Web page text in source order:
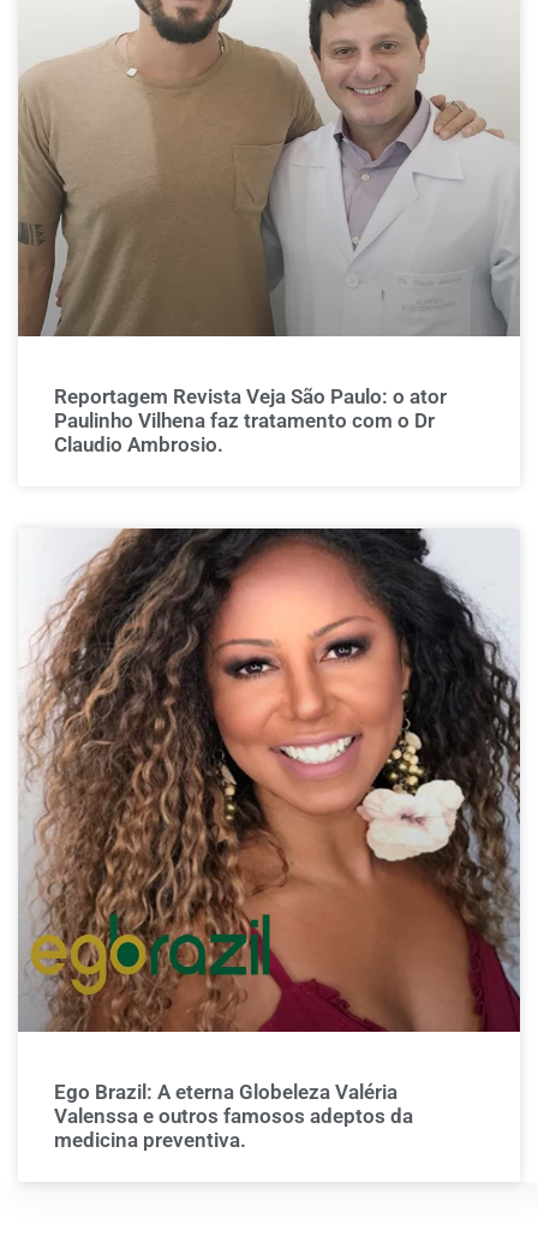
Reportagem Revista Veja São Paulo: o ator
Paulinho Vilhena faz tratamento com o Dr
Claudio Ambrosio.
Ego Brazil: A eterna Globeleza Valéria
Valenssa e outros famosos adeptos da
medicina preventiva.